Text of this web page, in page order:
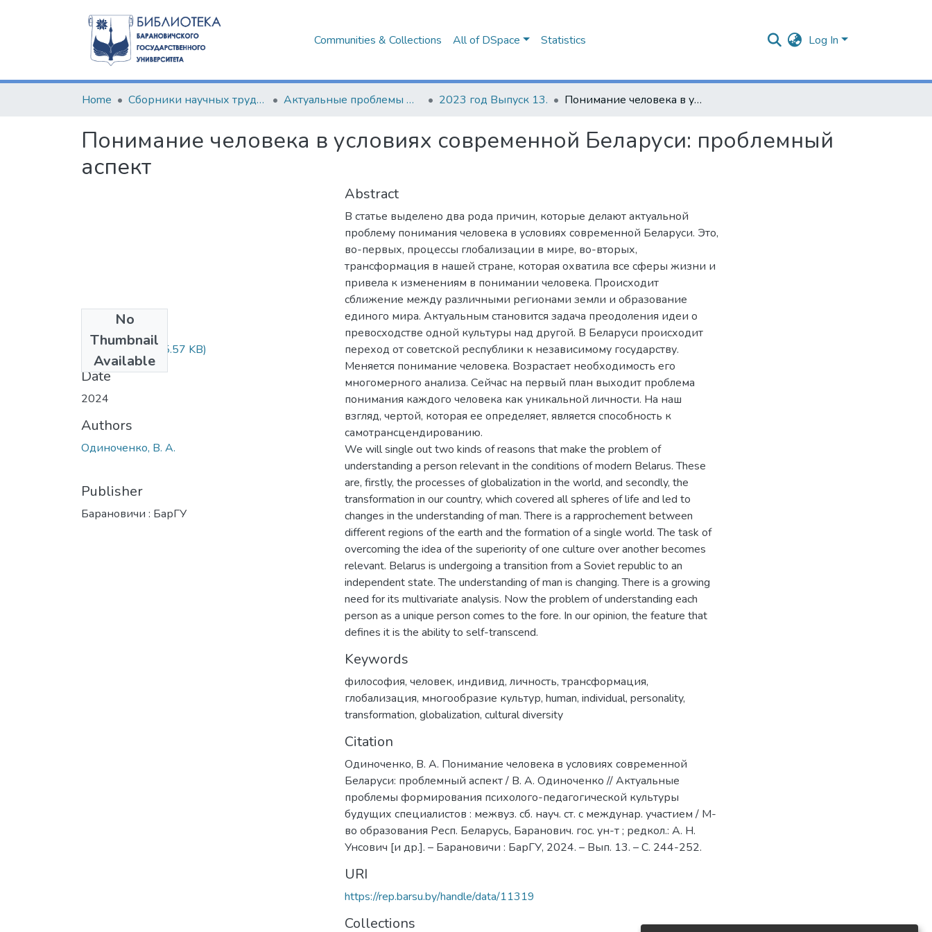
Communities & Collections All of DSpace Statistics Log In
Home Сборники научных трудов Актуальные проблемы формирования психолого-педагогической культуры будущих специалистов 2023 год Выпуск 13. Понимание человека в условиях современной Беларуси: проблемный аспект
Понимание человека в условиях современной Беларуси: проблемный
аспект
No
Thumbnail
Available
244-252.pdf(265.57 KB)
Date
2024
Authors
Одиноченко, В. А.
Publisher
Барановичи : БарГУ
Abstract
В статье выделено два рода причин, которые делают актуальной
проблему понимания человека в условиях современной Беларуси. Это,
во-первых, процессы глобализации в мире, во-вторых,
трансформация в нашей стране, которая охватила все сферы жизни и
привела к изменениям в понимании человека. Происходит
сближение между различными регионами земли и образование
единого мира. Актуальным становится задача преодоления идеи о
превосходстве одной культуры над другой. В Беларуси происходит
переход от советской республики к независимому государству.
Меняется понимание человека. Возрастает необходимость его
многомерного анализа. Сейчас на первый план выходит проблема
понимания каждого человека как уникальной личности. На наш
взгляд, чертой, которая ее определяет, является способность к
самотрансцендированию.
We will single out two kinds of reasons that make the problem of
understanding a person relevant in the conditions of modern Belarus. These
are, firstly, the processes of globalization in the world, and secondly, the
transformation in our country, which covered all spheres of life and led to
changes in the understanding of man. There is a rapprochement between
different regions of the earth and the formation of a single world. The task of
overcoming the idea of the superiority of one culture over another becomes
relevant. Belarus is undergoing a transition from a Soviet republic to an
independent state. The understanding of man is changing. There is a growing
need for its multivariate analysis. Now the problem of understanding each
person as a unique person comes to the fore. In our opinion, the feature that
defines it is the ability to self-transcend.
Keywords
философия, человек, индивид, личность, трансформация,
глобализация, многообразие культур, human, individual, personality,
transformation, globalization, cultural diversity
Citation
Одиноченко, В. А. Понимание человека в условиях современной
Беларуси: проблемный аспект / В. А. Одиноченко // Актуальные
проблемы формирования психолого-педагогической культуры
будущих специалистов : межвуз. сб. науч. ст. с междунар. участием / М-
во образования Респ. Беларусь, Баранович. гос. ун-т ; редкол.: А. Н.
Унсович [и др.]. – Барановичи : БарГУ, 2024. – Вып. 13. – С. 244-252.
URI
https://rep.barsu.by/handle/data/11319
Collections